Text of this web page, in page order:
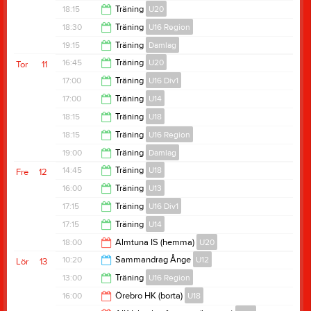
18:15
18:15
18:15 Träning U20
19:30
18:30 Träning U16 Region
19:45
19:15 Träning Damlag
21:15
11
Tor 16:45 Träning U20
18:00
17:00 Träning U16 Div1
18:00
17:00 Träning U14
18:00
18:15 Träning U18
19:15
18:15 Träning U16 Region
19:30
19:00 Träning Damlag
21:00
12
Fre 14:45 Träning U18
15:45
16:00 Träning U13
17:00
17:15 Träning U16 Div1
18:15
17:15 Träning U14
18:15
18:00 Almtuna IS (hemma) U20
21:00
13
Lör 10:20 Sammandrag Ånge U12
14:00
13:00 Träning U16 Region
16:00 Örebro HK (borta) U18